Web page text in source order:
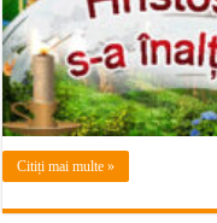
Citiți mai multe »